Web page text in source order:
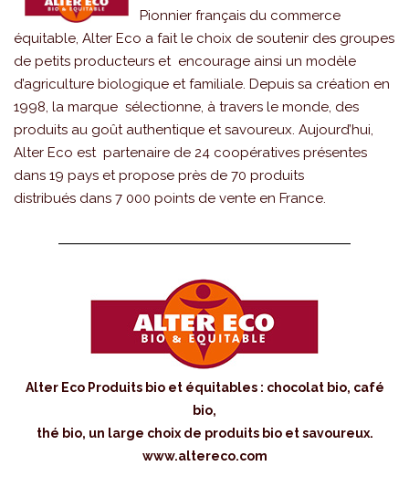
Pionnier français du commerce
équitable, Alter Eco a fait le choix de soutenir des groupes
de petits producteurs et encourage ainsi un modèle
d’agriculture biologique et familiale. Depuis sa création en
1998, la marque sélectionne, à travers le monde, des
produits au goût authentique et savoureux. Aujourd’hui,
Alter Eco est partenaire de 24 coopératives présentes
dans 19 pays et propose près de 70 produits
distribués dans 7 000 points de vente en France.
Alter Eco Produits bio et équitables : chocolat bio, café
bio,
thé bio, un large choix de produits bio et savoureux.
www.altereco.com